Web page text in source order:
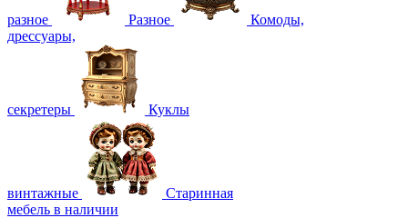
разное Разное
Комоды,
дрессуары,
секретеры Куклы
винтажные
Старинная
мебель в наличии